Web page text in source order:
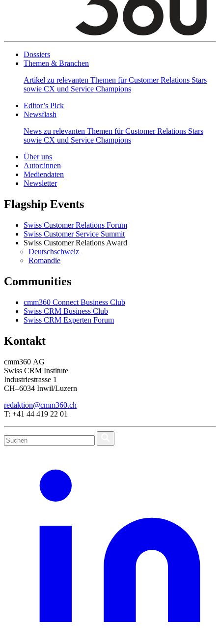
Dossiers
Themen & Branchen
Artikel zu relevanten Themen für Customer Relations Stars
sowie CX und Service Champions
Editor’s Pick
Newsflash
News zu relevanten Themen für Customer Relations Stars
sowie CX und Service Champions
Über uns
Autor:innen
Mediendaten
Newsletter
Flagship Events
Swiss Customer Relations Forum
Swiss Customer Service Summit
Swiss Customer Relations Award
Deutschschweiz
Romandie
Communities
cmm360 Connect Business Club
Swiss CRM Business Club
Swiss CRM Experten Forum
Kontakt
cmm360 AG
Swiss CRM Institute
Industriestrasse 1
CH–6034 Inwil/Luzern
redaktion@cmm360.ch
T: +41 44 419 22 01